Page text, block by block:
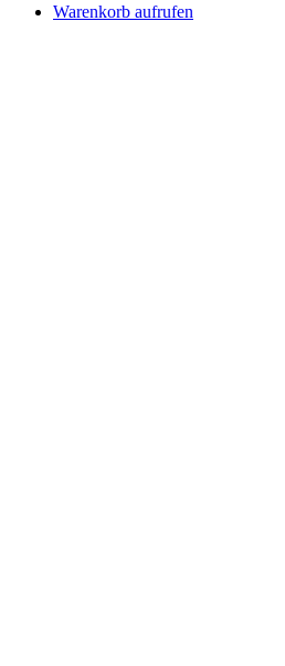
Warenkorb aufrufen